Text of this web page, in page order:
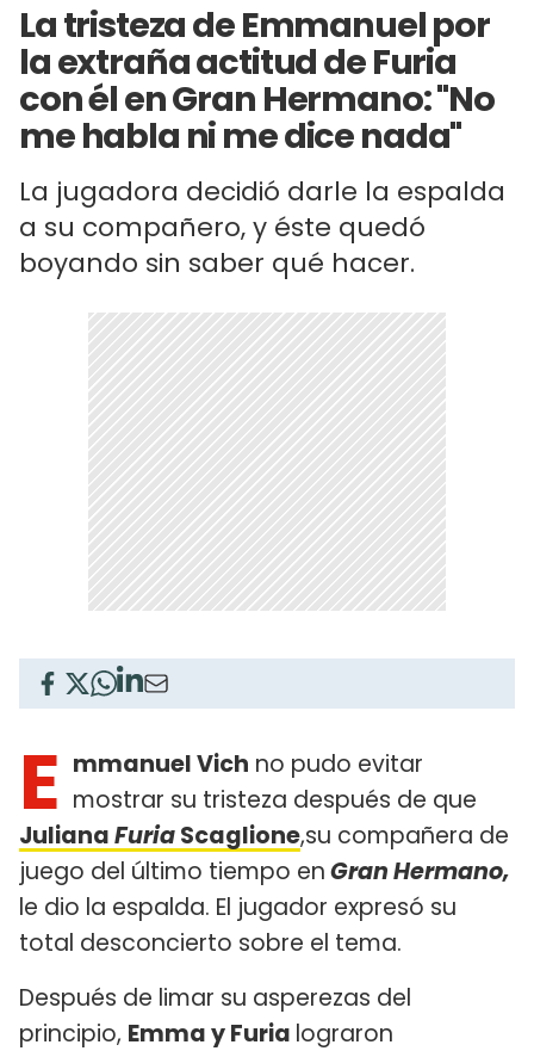
La tristeza de Emmanuel por
la extraña actitud de Furia
con él en Gran Hermano: "No
me habla ni me dice nada"
La jugadora decidió darle la espalda
a su compañero, y éste quedó
boyando sin saber qué hacer.
E mmanuel Vich no pudo evitar
mostrar su tristeza después de que
JulianaFuriaScaglione,su compañera de
juego del último tiempo enGran Hermano,
le dio la espalda. El jugador expresó su
total desconcierto sobre el tema.
Después de limar su asperezas del
principio, Emma y Furia lograron